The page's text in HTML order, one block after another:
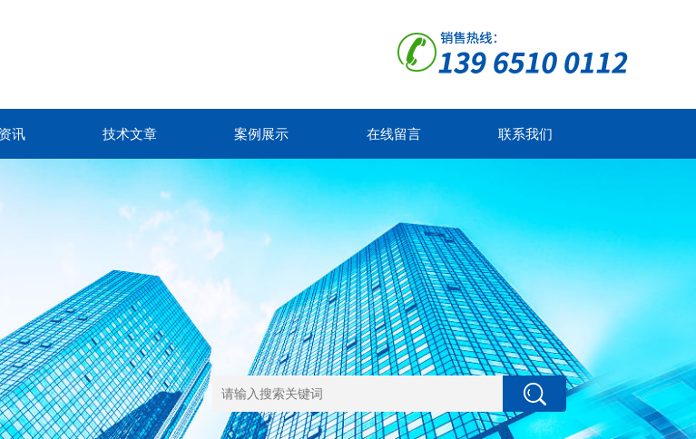
讯 技术文章 案例展示 在线留言 联系我们